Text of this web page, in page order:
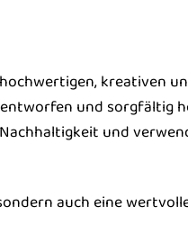
kreativen
und sorgfältig
und
auch eine